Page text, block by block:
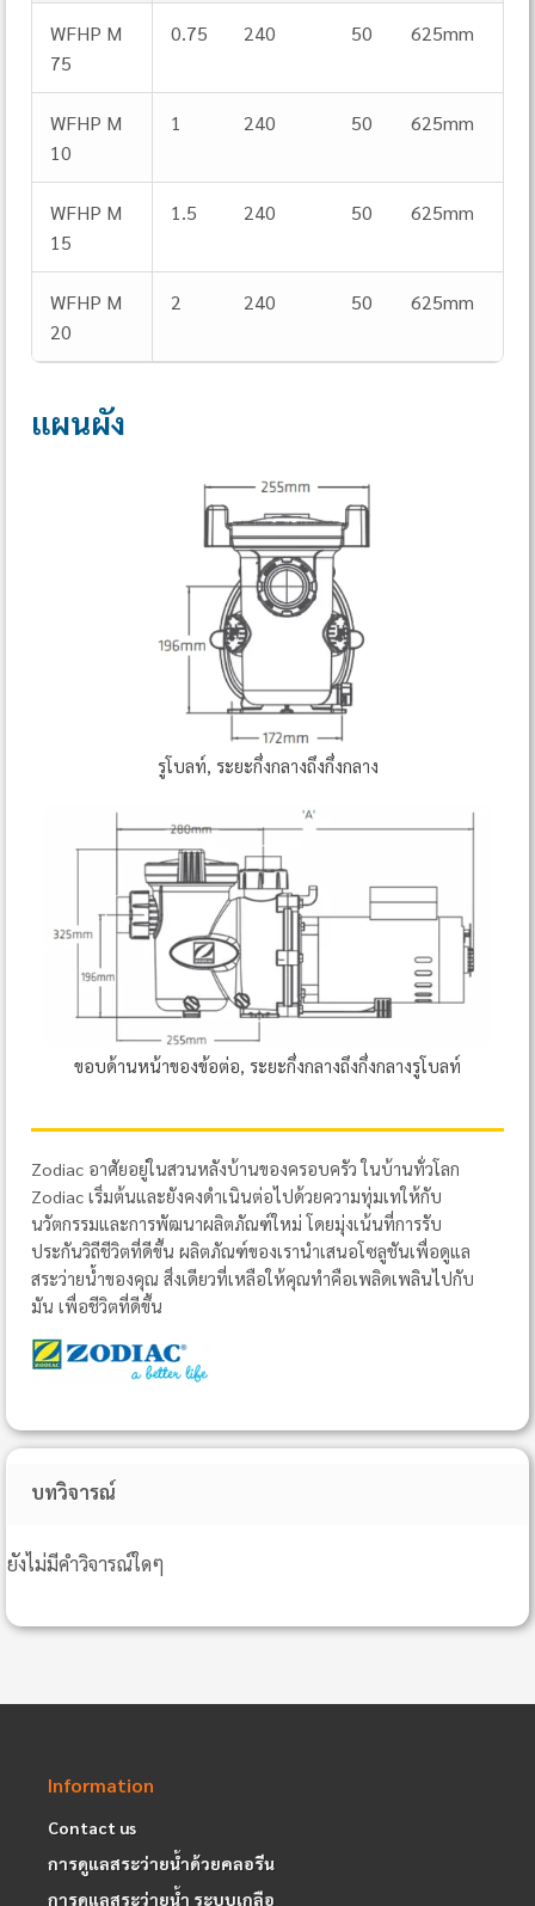
WFHP M
75
0.75 240 50 625mm
WFHP M
10
1 240 50 625mm
WFHP M
15
1.5 240 50 625mm
WFHP M
20
2 240 50 625mm
แผนผัง
รูโบลท์, ระยะกึ่งกลางถึงกึ่งกลาง
ขอบด้านหน้าของข้อต่อ, ระยะกึ่งกลางถึงกึ่งกลางรูโบลท์
Zodiac อาศัยอยู่ในสวนหลังบ้านของครอบครัว ในบ้านทั่วโลก
Zodiac เริ่มต้นและยังคงดำเนินต่อไปด้วยความทุ่มเทให้กับ
นวัตกรรมและการพัฒนาผลิตภัณฑ์ใหม่ โดยมุ่งเน้นที่การรับ
ประกันวิถีชีวิตที่ดีขึ้น ผลิตภัณฑ์ของเรานำเสนอโซลูชันเพื่อดูแล
สระว่ายน้ำของคุณ สิ่งเดียวที่เหลือให้คุณทำคือเพลิดเพลินไปกับ
มัน เพื่อชีวิตที่ดีขึ้น
บทวิจารณ์
ยังไม่มีคำวิจารณ์ใดๆ
Information
Contact us
การดูแลสระว่ายน้ำด้วยคลอรีน
การดูแลสระว่ายน้ำ ระบบเกลือ